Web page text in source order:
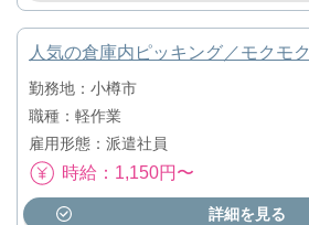
人気の倉庫内ピッキング／モクモ
勤務地：小樽市
職種：軽作業
雇用形態：派遣社員
時給：1,150円〜
詳細を見る